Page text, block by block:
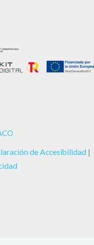
de Accesibilidad |